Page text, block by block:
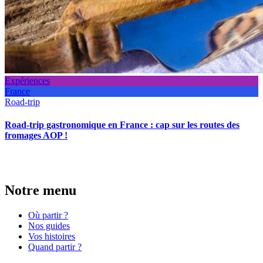
Expériences
France
Road-trip
Road-trip gastronomique en France : cap sur les routes des
fromages AOP !
Notre menu
Où partir ?
Nos guides
Vos histoires
Quand partir ?